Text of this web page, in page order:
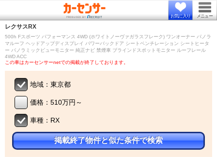
お気に入り メニュー
レクサス RX
500h Fスポーツ パフォーマンス 4WD (ホワイトノーヴァガラスフレーク) ワンオーナー パノラ
マルーフ ヘッドアップディスプレイ パワーバックドア シートベンチレーション シートヒータ
ー パノラミックビューモニター 純正ナビ 禁煙車 ブラインドスポットモニター ルーフレール
4WD ACC
この車はカーセンサーnetでの掲載が終了しております。
地域：東京都
価格：510万円～
車種：RX
掲載終了物件と似た条件で検索